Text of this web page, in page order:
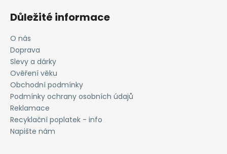
Důležité informace
O nás
Doprava
Slevy a dárky
Ověření věku
Obchodní podmínky
Podmínky ochrany osobních údajů
Reklamace
Recyklační poplatek - info
Napište nám